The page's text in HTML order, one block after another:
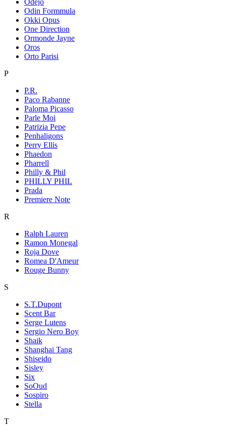
Odin Formmula
Okki Opus
One Direction
Ormonde Jayne
Oros
Orto Parisi
P
P.R.
Paco Rabanne
Paloma Picasso
Parle Moi
Patrizia Pepe
Penhaligons
Perry Ellis
Phaedon
Pharrell
Philly & Phil
PHILLY PHIL
Prada
Premiere Note
R
Ralph Lauren
Ramon Monegal
Roja Dove
Romea D'Ameur
Rouge Bunny
S
S.T.Dupont
Scent Bar
Serge Lutens
Sergio Nero Boy
Shaik
Shanghai Tang
Shiseido
Sisley
Six
SoOud
Sospiro
Stella
T